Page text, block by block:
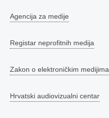
Agencija za medije
Registar neprofitnih medija
Zakon o elektroničkim medijima
Hrvatski audiovizualni centar